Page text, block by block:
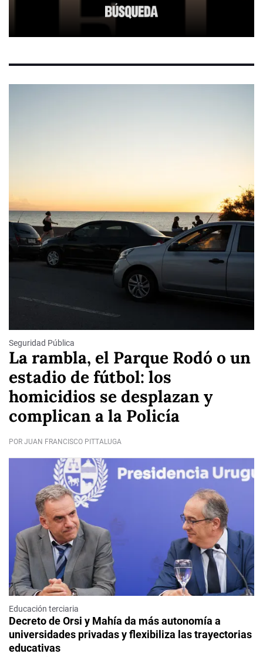
Seguridad Pública
La rambla, el Parque Rodó o un
estadio de fútbol: los
homicidios se desplazan y
complican a la Policía
POR JUAN FRANCISCO PITTALUGA
Educación terciaria
Decreto de Orsi y Mahía da más autonomía a
universidades privadas y flexibiliza las trayectorias
educativas